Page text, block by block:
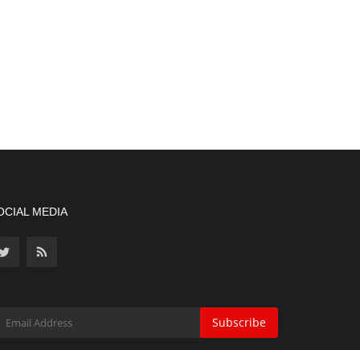
MEDIA
Subscribe